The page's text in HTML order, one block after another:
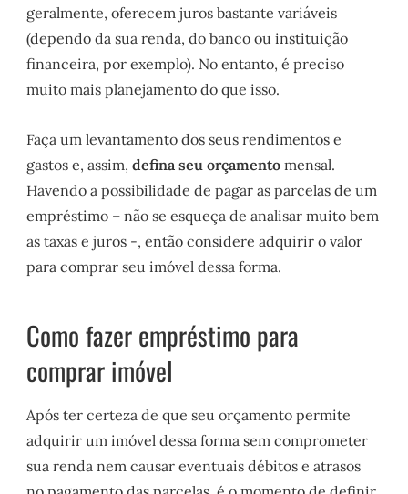
geralmente, oferecem juros bastante variáveis
(dependo da sua renda, do banco ou instituição
financeira, por exemplo). No entanto, é preciso
muito mais planejamento do que isso.
Faça um levantamento dos seus rendimentos e
gastos e, assim,defina seu orçamento mensal.
Havendo a possibilidade de pagar as parcelas de um
empréstimo – não se esqueça de analisar muito bem
as taxas e juros -, então considere adquirir o valor
para comprar seu imóvel dessa forma.
Como fazer empréstimo para
comprar imóvel
Após ter certeza de que seu orçamento permite
adquirir um imóvel dessa forma sem comprometer
sua renda nem causar eventuais débitos e atrasos